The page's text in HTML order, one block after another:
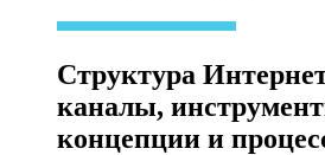
Структура
каналы,
концепции и